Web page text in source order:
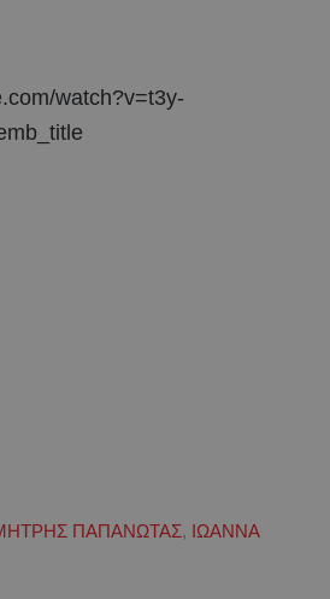
watch?v=t3y-
ΠΑΠΑΝΩΤΑΣ, ΙΩΑΝΝΑ